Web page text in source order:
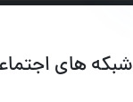
شبکه های